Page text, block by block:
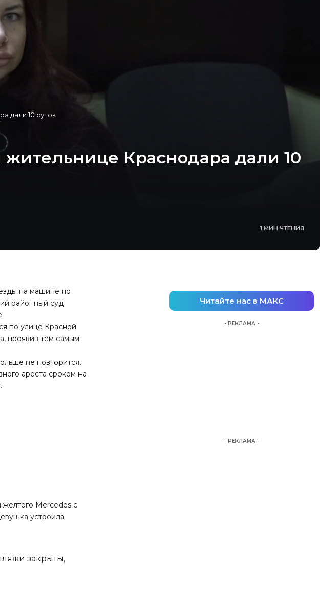
дали 10 суток
Краснодара дали 10
1 МИН ЧТЕНИЯ
на машине по
районный суд
по улице Красной
проявив тем самым
не повторится.
ареста сроком на
желтого Mercedes с
устроила
закрыты,
Читайте нас в МАКС
- РЕКЛАМА -
- РЕКЛАМА -